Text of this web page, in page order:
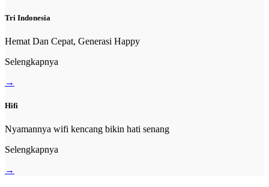
Tri Indonesia
Hemat Dan Cepat, Generasi Happy
Selengkapnya
→
Hifi
Nyamannya wifi kencang bikin hati senang
Selengkapnya
→